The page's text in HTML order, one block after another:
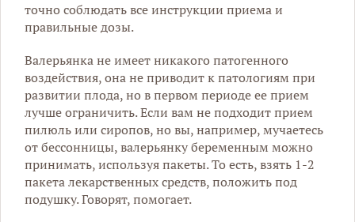
точно соблюдать все инструкции приема и
правильные дозы.
Валерьянка не имеет никакого патогенного
воздействия, она не приводит к патологиям при
развитии плода, но в первом периоде ее прием
лучше ограничить. Если вам не подходит прием
пилюль или сиропов, но вы, например, мучаетесь
от бессонницы, валерьянку беременным можно
принимать, используя пакеты. То есть, взять 1-2
пакета лекарственных средств, положить под
подушку. Говорят, помогает.